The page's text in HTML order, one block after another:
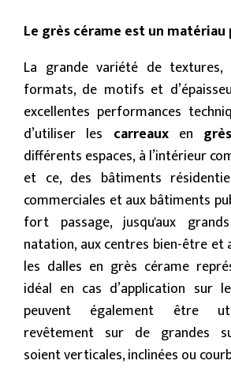
Le grès cérame est un
La grande variété de textures,
formats, de motifs et
excellentes performances
d’utiliser les carreauxen
différents espaces, à l’intérieur
et ce, des bâtiments
commerciales et aux bâtiments
fort passage, jusqu'aux
natation, aux centres bien-être et
les dalles en grès cérame
idéal en cas d’application sur
peuvent également être
revêtement sur de grandes
soient verticales, inclinées ou